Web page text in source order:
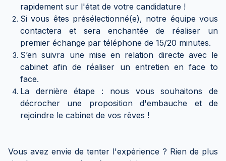
rapidement sur l'état de votre candidature !
Si vous êtes présélectionné(e), notre équipe vous
contactera et sera enchantée de réaliser un
premier échange par téléphone de 15/20 minutes.
S’en suivra une mise en relation directe avec le
cabinet afin de réaliser un entretien en face to
face.
La dernière étape : nous vous souhaitons de
décrocher une proposition d'embauche et de
rejoindre le cabinet de vos rêves !
Vous avez envie de tenter l'expérience ? Rien de plus